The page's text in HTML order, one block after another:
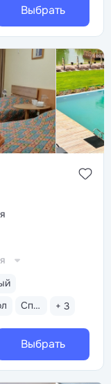
Выбрать
Спа-услуги + 3
Выбрать